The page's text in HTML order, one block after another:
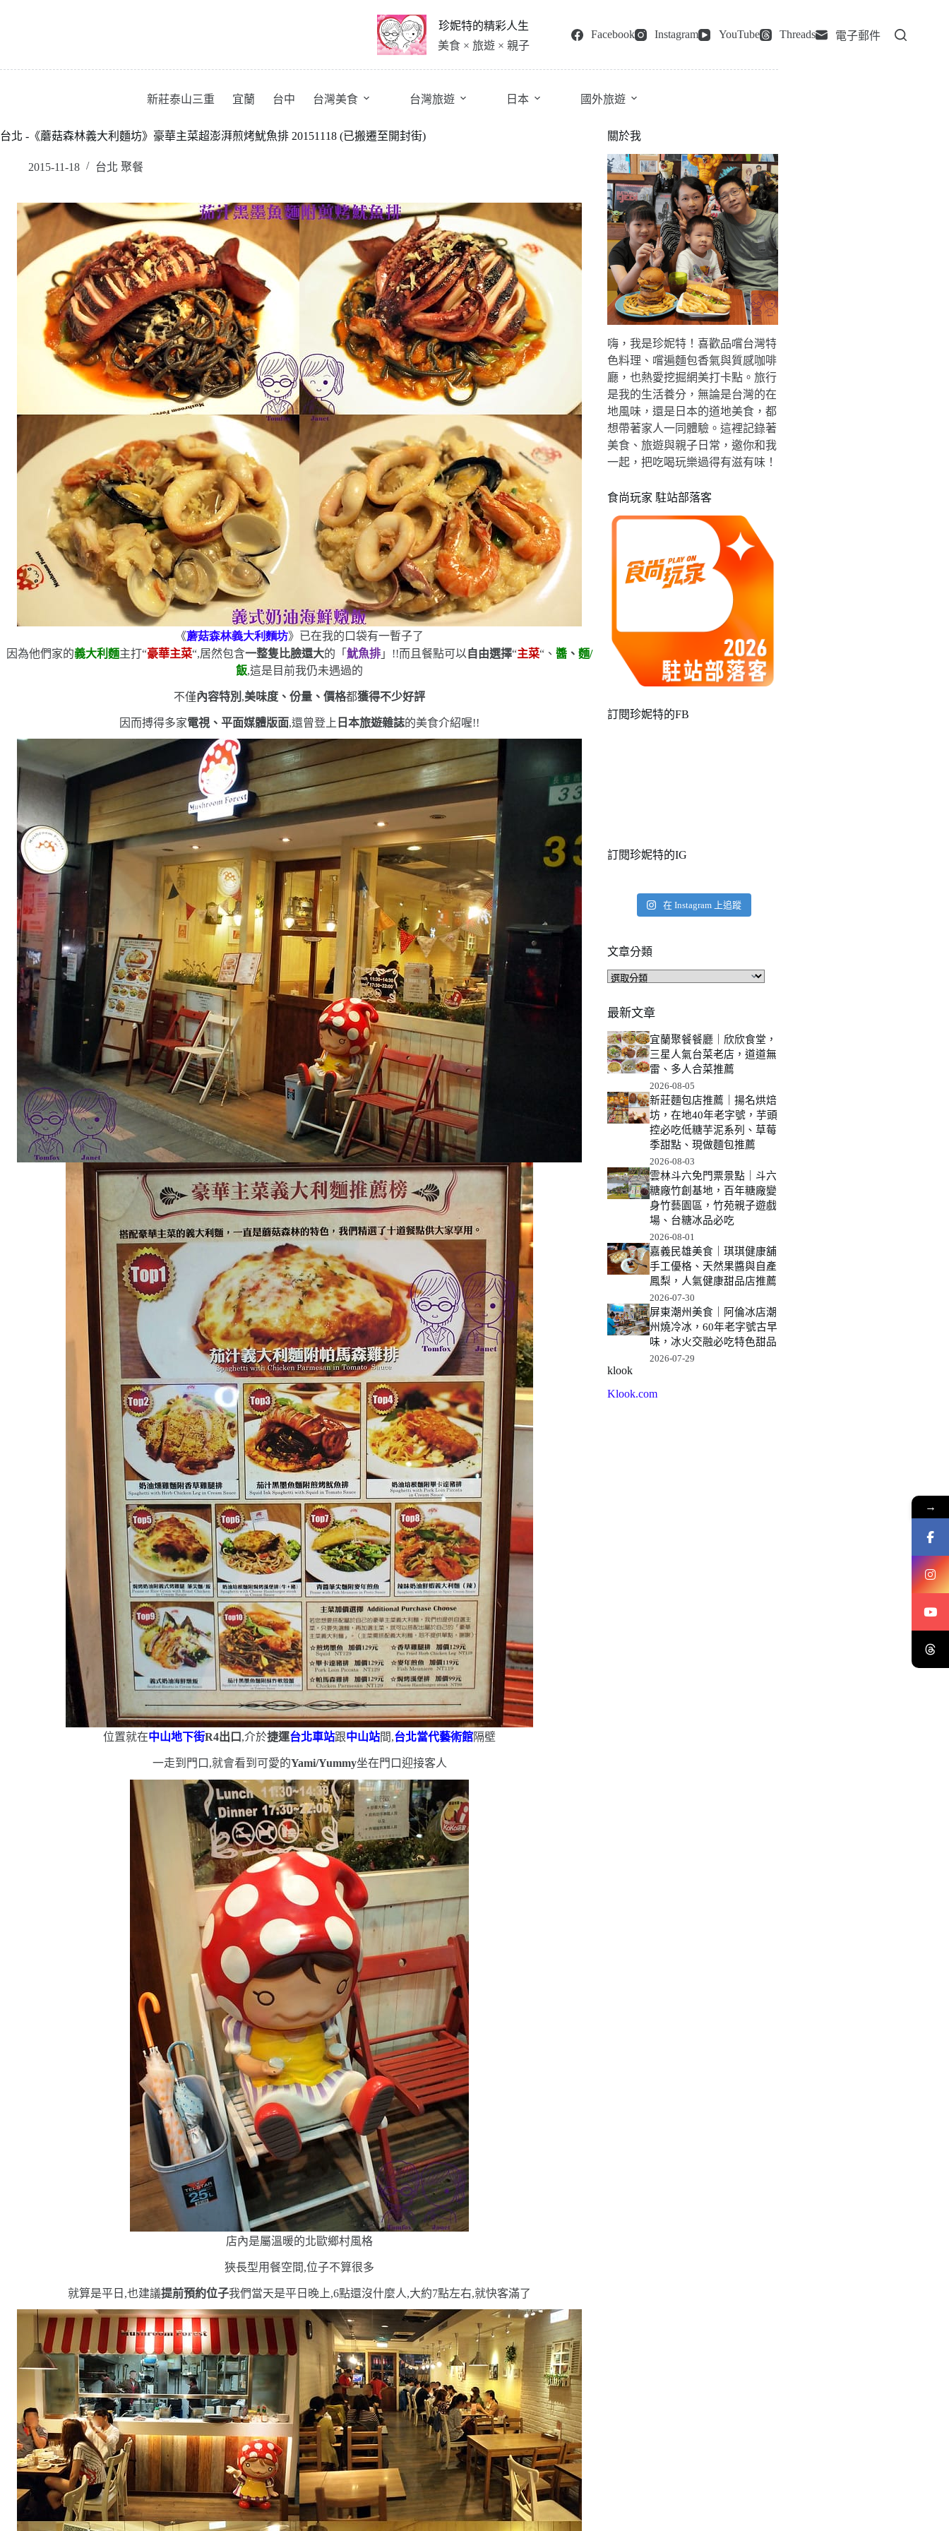
珍妮特的精彩人生
美食 × 旅遊 × 親子
Facebook Instagram YouTube Threads 電子郵件
新莊泰山三重 宜蘭 台中 台灣美食 台灣旅遊 日本 國外旅遊
台北 -《蘑菇森林義大利麵坊》豪華主菜超澎湃煎烤魷魚排 20151118 (已搬遷至開封街)
2015-11-18 台北 聚餐
《蘑菇森林義大利麵坊》已在我的口袋有一暫子了
因為他們家的義大利麵主打“豪華主菜“,居然包含一整隻比臉還大的「魷魚排 」!!而且餐點可以 自由選擇“主菜“ 、醬 、麵/
飯,這是目前我仍未遇過的
不僅內容特別 ,美味度、份量、價格都獲得不少好評
因而搏得多家電視、平面媒體版面,還曾登上 日本旅遊雜誌的美食介紹喔!!
位置就在中山地下街R4出口 ,介於捷運台北車站跟中山站間,台北當代藝術館隔壁
一走到門口,就會看到可愛的Yami/Yummy坐在門口迎接客人
店內是屬溫暖的北歐鄉村風格
狹長型用餐空間,位子不算很多
就算是平日,也建議提前預約位子我們當天是平日晚上,6點還沒什麼人,大約7點左右,就快客滿了
關於我
嗨，我是珍妮特！喜歡品嚐台灣特
色料理、嚐遍麵包香氣與質感咖啡
廳，也熱愛挖掘網美打卡點。旅行
是我的生活養分，無論是台灣的在
地風味，還是日本的道地美食，都
想帶著家人一同體驗。這裡記錄著
美食、旅遊與親子日常，邀你和我
一起，把吃喝玩樂過得有滋有味！
食尚玩家 駐站部落客
訂閱珍妮特的FB
訂閱珍妮特的IG
在 Instagram 上追蹤
文章分類
文
分
類
最新文章
宜蘭聚餐餐廳｜欣欣食堂，
三星人氣台菜老店，道道無
雷、多人合菜推薦
2026-08-05
新莊麵包店推薦｜揚名烘焙
坊，在地40年老字號，芋頭
控必吃低糖芋泥系列、草莓
季甜點、現做麵包推薦
2026-08-03
雲林斗六免門票景點｜斗六
糖廠竹創基地，百年糖廠變
身竹藝園區，竹苑親子遊戲
場、台糖冰品必吃
2026-08-01
嘉義民雄美食｜琪琪健康舖
手工優格、天然果醬與自產
鳳梨，人氣健康甜品店推薦
2026-07-30
屏東潮州美食｜阿倫冰店潮
州燒冷冰，60年老字號古早
味，冰火交融必吃特色甜品
2026-07-29
klook
Klook.com
→